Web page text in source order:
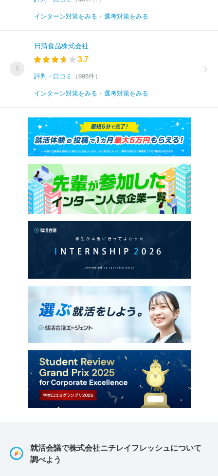
インターン対策をみる / 選考対策をみる
5
日清食品株式会社
3.7
評判・口コミ
（986件）
インターン対策をみる / 選考対策をみる
就活会議で株式会社ニチレイフレッシュについて
調べよう